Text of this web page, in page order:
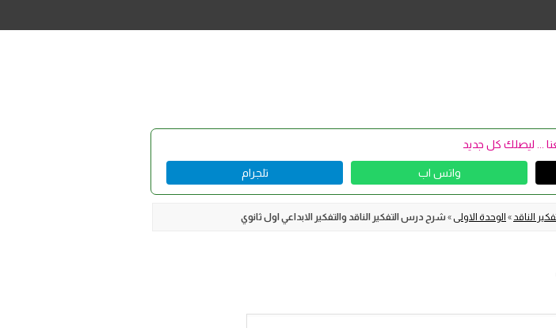
... ليصلك كل جديد
واتس اب تلجرام
الناقد » الوحدة الاولى »شرح درس التفكير الناقد والتفكير الابداعي اول ثانوي